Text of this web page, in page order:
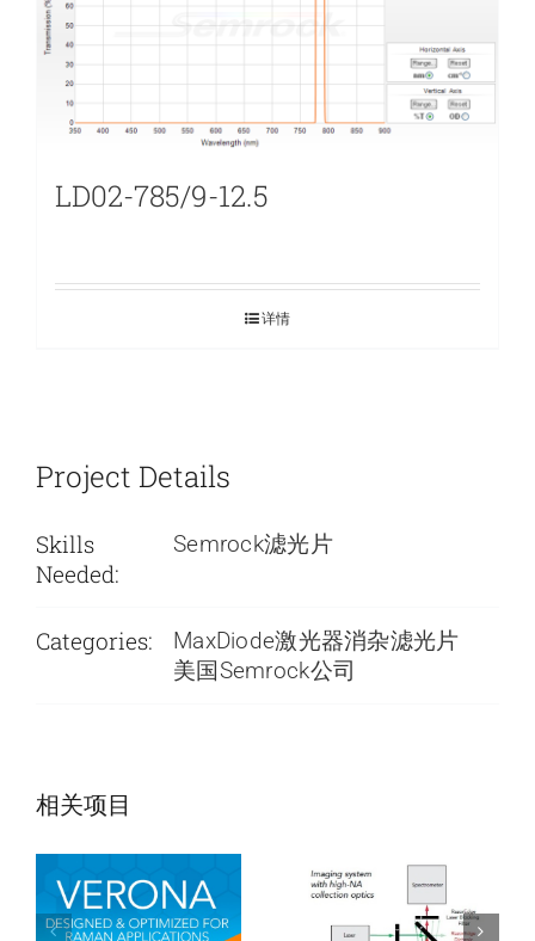
LD02-785/9-12.5
详情
Project Details
Skills
Needed:
Semrock滤光片
Categories:
MaxDiode激光器消杂滤光片
美国Semrock公司
相关项目
Verona拉曼滤光